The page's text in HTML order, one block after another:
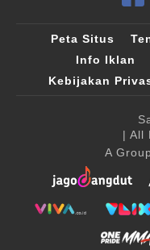
Peta Situs
Info Iklan
Kebijakan
| All
A